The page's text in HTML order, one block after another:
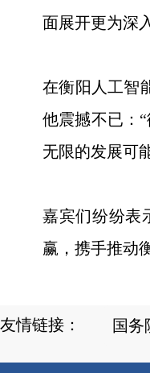
面展开更为深
在衡阳人工智
他震撼不已：
无限的发展可
嘉宾们纷纷表
赢，携手推动
友情链接：